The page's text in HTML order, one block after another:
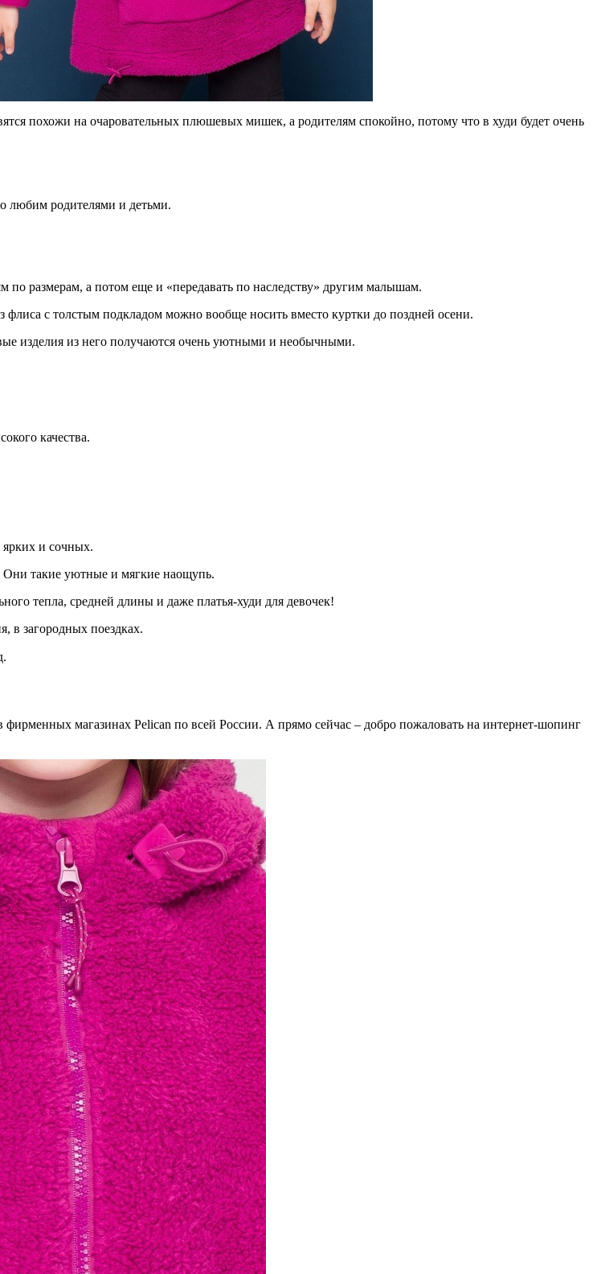
похожи на очаровательных плюшевых мишек, а родителям спокойно, потому что в худи будет очень
любим родителями и детьми.
размерам, а потом еще и «передавать по наследству» другим малышам.
с толстым подкладом можно вообще носить вместо куртки до поздней осени.
изделия из него получаются очень уютными и необычными.
качества.
ярких и сочных.
такие уютные и мягкие наощупь.
тепла, средней длины и даже платья-худи для девочек!
в загородных поездках.
магазинах Pelican по всей России. А прямо сейчас – добро пожаловать на интернет-шопинг